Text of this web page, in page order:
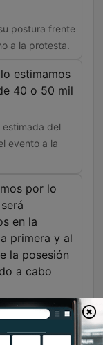
postura frente
a la protesta.
estimamos
40 o 50 mil
del
evento a la
por lo
en la
primera y al
la posesión
a cabo
regiones.